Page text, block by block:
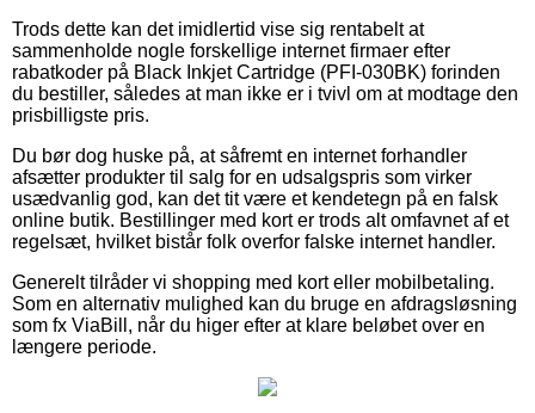
Trods dette kan det imidlertid vise sig rentabelt at
sammenholde nogle forskellige internet firmaer efter
rabatkoder på Black Inkjet Cartridge (PFI-030BK) forinden
du bestiller, således at man ikke er i tvivl om at modtage den
prisbilligste pris.
Du bør dog huske på, at såfremt en internet forhandler
afsætter produkter til salg for en udsalgspris som virker
usædvanlig god, kan det tit være et kendetegn på en falsk
online butik. Bestillinger med kort er trods alt omfavnet af et
regelsæt, hvilket bistår folk overfor falske internet handler.
Generelt tilråder vi shopping med kort eller mobilbetaling.
Som en alternativ mulighed kan du bruge en afdragsløsning
som fx ViaBill, når du higer efter at klare beløbet over en
længere periode.